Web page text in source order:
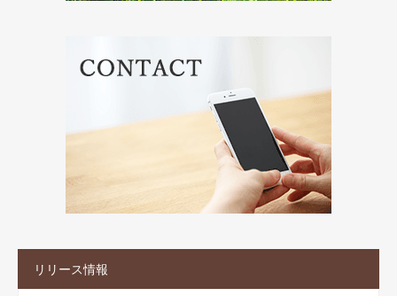
リリース情報